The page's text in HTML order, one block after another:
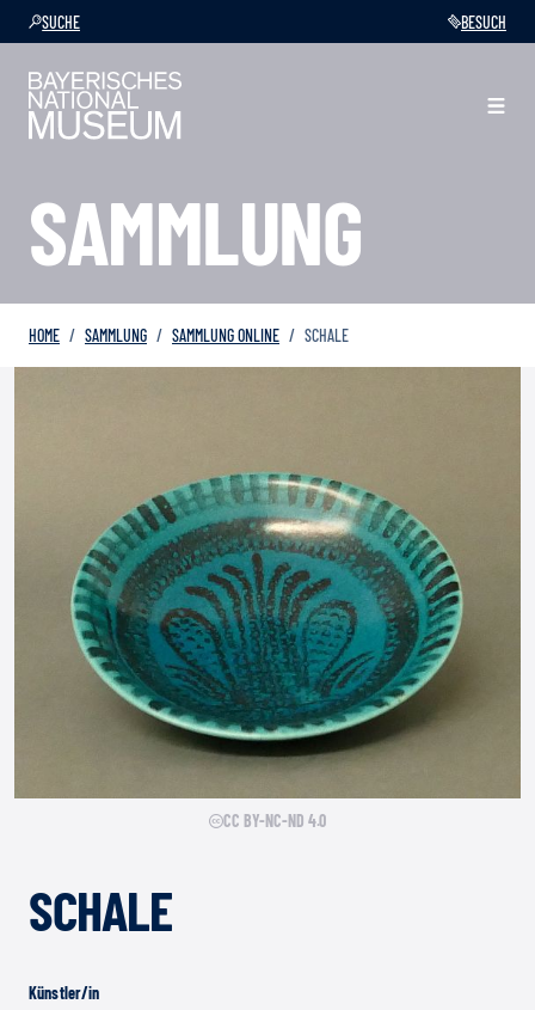
SUCHE BESUCH
SAMMLUNG
HOME SAMMLUNG SAMMLUNG ONLINE SCHALE
CC BY-NC-ND 4.0
SCHALE
Künstler/in